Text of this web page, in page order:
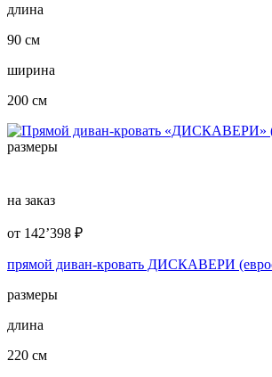
длина
90 см
ширина
200 см
размеры
на заказ
от 142’398 ₽
прямой диван-кровать ДИСКАВЕРИ
размеры
длина
220 см